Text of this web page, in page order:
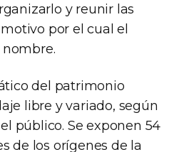
y reunir las
por el cual el
del patrimonio
libre y variado, según
público. Se exponen 54
de los orígenes de la